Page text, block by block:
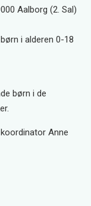
Aalborg (2. Sal)
i alderen 0-18
børn i de
Anne